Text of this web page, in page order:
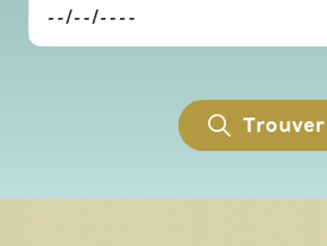
Trouver